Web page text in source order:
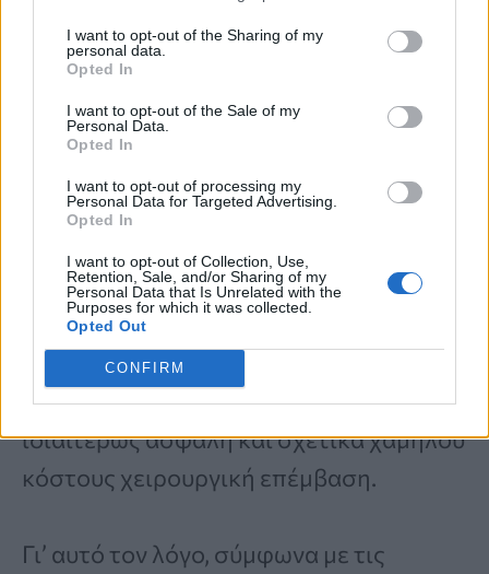
I want to opt-out of the Sharing of my
personal data.
Opted In
I want to opt-out of the Sale of my
Personal Data.
Opted In
I want to opt-out of processing my
Personal Data for Targeted Advertising.
Opted In
I want to opt-out of Collection, Use,
Retention, Sale, and/or Sharing of my
Personal Data that Is Unrelated with the
Purposes for which it was collected.
Opted Out
CONFIRM
Όσον αφορά στη χειρουργική θεραπεία
ασθενείς θα πρέπει να γνωρίζουν ότι η
εντελώςανώδυνα, γρήγορα, αναίμακτα
αποτέλεσμαχάρη στη νέα γενιά του
ενδοαυλικού laser
αποκλεισμός της μείζονος σαφηνούς με
Laser αποτελεί στις μέρες μας μία
ιδιαιτέρως ασφαλή και σχετικά χαμηλού
κόστους χειρουργική επέμβαση.
Γι’ αυτό τον λόγο, σύμφωνα με τις